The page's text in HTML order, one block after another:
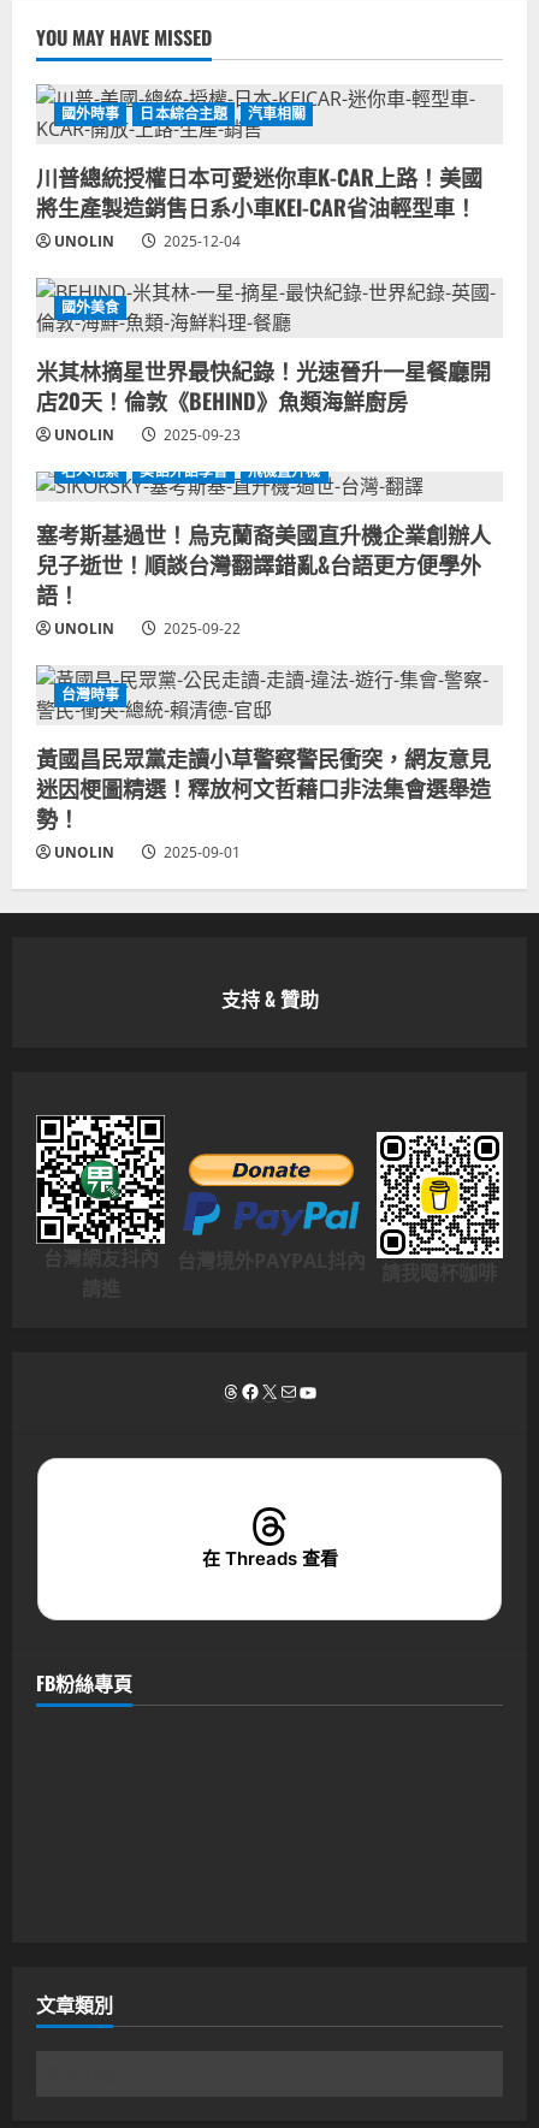
YOU MAY HAVE MISSED
國外時事 日本綜合主題 汽車相關
川普總統授權日本可愛迷你車K-CAR上路！美國
將生產製造銷售日系小車KEI-CAR省油輕型車！
UNOLIN 2025-12-04
國外美食
米其林摘星世界最快紀錄！光速晉升一星餐廳開
店20天！倫敦《BEHIND》魚類海鮮廚房
UNOLIN
2025-09-23
名人花絮
美語外語學習 飛機直升機
塞考斯基過世！烏克蘭裔美國直升機企業創辦人
兒子逝世！順談台灣翻譯錯亂&台語更方便學外
語！
UNOLIN 2025-09-22
台灣時事
黃國昌民眾黨走讀小草警察警民衝突，網友意見
迷因梗圖精選！釋放柯文哲藉口非法集會選舉造
勢！
UNOLIN 2025-09-01
支持 & 贊助
Threads
Facebook
X 電子郵件YouTube
在 Threads 查看
FB粉絲專頁
文章類別